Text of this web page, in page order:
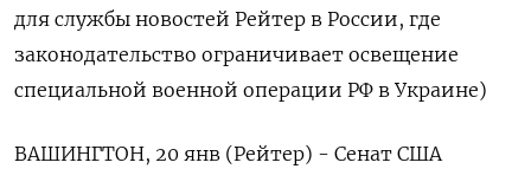
для службы новостей Рейтер в России, где
законодательство ограничивает освещение
специальной военной операции РФ в Украине)
ВАШИНГТОН, 20 янв (Рейтер) - Сенат США